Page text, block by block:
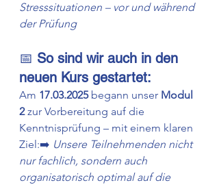
Stresssituationen – vor und während
der Prüfung
📅 So sind wir auch in den
neuen Kurs gestartet:
Am 17.03.2025 begann unser Modul
2 zur Vorbereitung auf die
Kenntnisprüfung – mit einem klaren
Ziel:➡️ Unsere Teilnehmenden nicht
nur fachlich, sondern auch
organisatorisch optimal auf die